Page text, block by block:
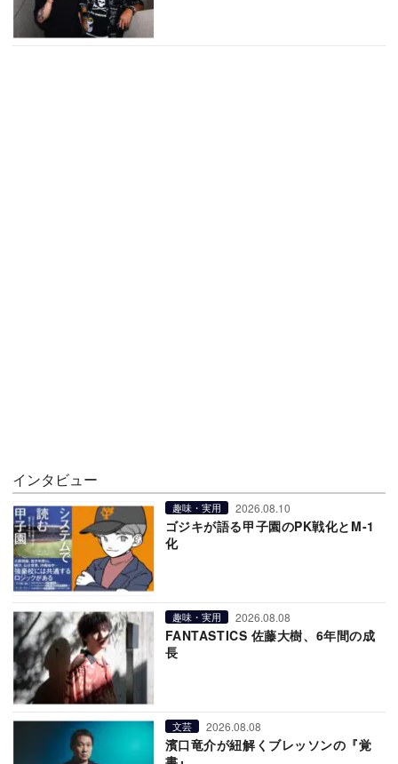
インタビュー
趣味・実用 2026.08.10
ゴジキが語る甲子園のPK戦化とM-1
化
趣味・実用 2026.08.08
FANTASTICS 佐藤大樹、6年間の成
長
文芸 2026.08.08
濱口竜介が紐解くブレッソンの『覚